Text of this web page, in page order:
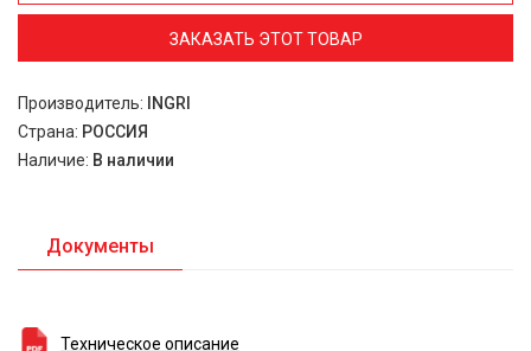
ЗАКАЗАТЬ ЭТОТ ТОВАР
Производитель:
INGRI
Страна: РОССИЯ
Наличие: В наличии
Документы
Техническое описание